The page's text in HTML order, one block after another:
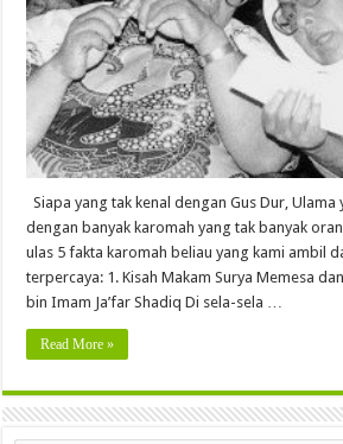
Siapa yang tak kenal dengan Gus Dur,
dengan banyak karomah yang tak banyak
ulas 5 fakta karomah beliau yang kami ambil
terpercaya: 1. Kisah Makam Surya Memesa
bin Imam Ja’far Shadiq Di sela-sela …
Read More »